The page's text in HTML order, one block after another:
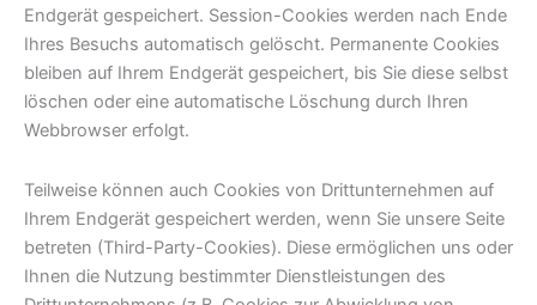
Endgerät gespeichert. Session-Cookies werden nach Ende
Ihres Besuchs automatisch gelöscht. Permanente Cookies
bleiben auf Ihrem Endgerät gespeichert, bis Sie diese selbst
löschen oder eine automatische Löschung durch Ihren
Webbrowser erfolgt.
Teilweise können auch Cookies von Drittunternehmen auf
Ihrem Endgerät gespeichert werden, wenn Sie unsere Seite
betreten (Third-Party-Cookies). Diese ermöglichen uns oder
Ihnen die Nutzung bestimmter Dienstleistungen des